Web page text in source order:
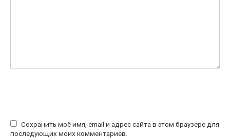
Сохранить моё имя, email и адрес сайта в этом браузере для
последующих моих комментариев.